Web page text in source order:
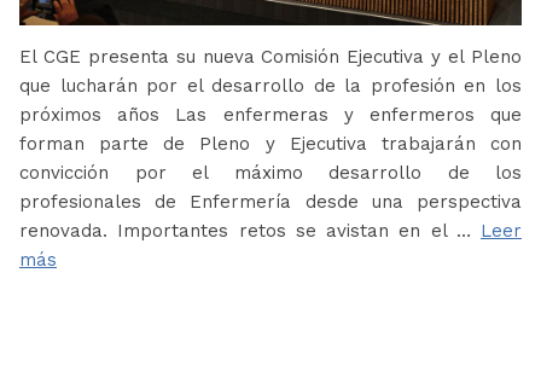
El CGE presenta su nueva Comisión Ejecutiva y el Pleno
que lucharán por el desarrollo de la profesión en los
próximos años Las enfermeras y enfermeros que
forman parte de Pleno y Ejecutiva trabajarán con
convicción por el máximo desarrollo de los
profesionales de Enfermería desde una perspectiva
renovada. Importantes retos se avistan en el … Leer
más